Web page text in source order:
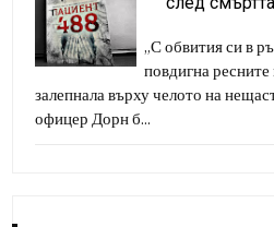
„С обвития си в
повдигна ресните
залепнала върху челото на
офицер Дорн б...